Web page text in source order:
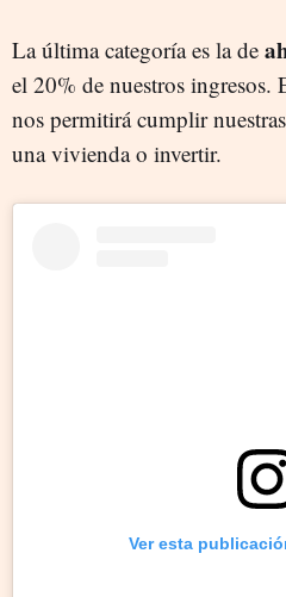
La última categoría es la de
el 20% de nuestros ingresos.
nos permitirá cumplir
una vivienda o invertir.
Ver esta